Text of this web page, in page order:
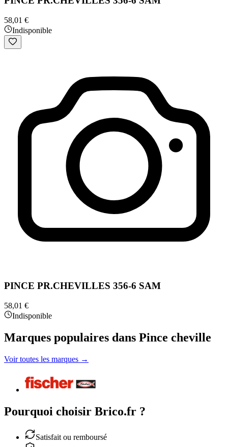
58,01 €
Indisponible
PINCE PR.CHEVILLES 356-6 SAM
58,01 €
Indisponible
Marques populaires dans Pince cheville
Voir toutes les marques →
Pourquoi choisir Brico.fr ?
Satisfait ou remboursé